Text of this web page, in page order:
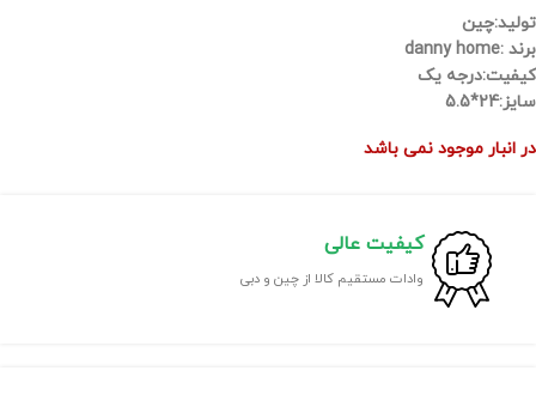
تولید:چین
برند :danny home
کیفیت:درجه یک
سایز:24*5.5
در انبار موجود نمی باشد
کیفیت عالی
وادات مستقیم کالا از چین و دبی